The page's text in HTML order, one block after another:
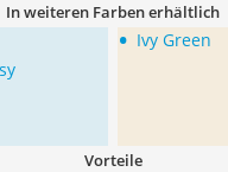
In weiteren Farben erhältlich
• Ivy Green
Vorteile